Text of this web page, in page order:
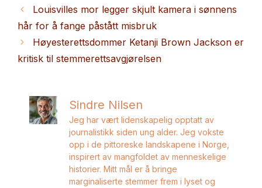
Louisvilles mor legger skjult kamera i sønnens
hår for å fange påstått misbruk
Høyesterettsdommer Ketanji Brown Jackson er
kritisk til stemmerettsavgjørelsen
Sindre Nilsen
Jeg har vært lidenskapelig opptatt av
journalistikk siden ung alder. Jeg vokste
opp i de pittoreske landskapene i Norge,
inspirert av mangfoldet av menneskelige
historier. Mitt mål er å bringe
marginaliserte stemmer frem i lyset og